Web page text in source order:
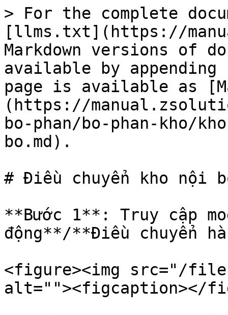
> For the complete
[llms.txt](https://
Markdown versions of
available by
page is available as
(https://
bo-phan/bo-phan-kho/
bo.md).
# Điều chuyển kho nội
**Bước 1**: Truy cập
động**/**Điều chuyển
<figure><img src="/
alt=""><figcaption></